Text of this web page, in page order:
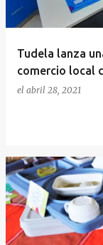
Tudela lanza
comercio local
el abril 28, 2021